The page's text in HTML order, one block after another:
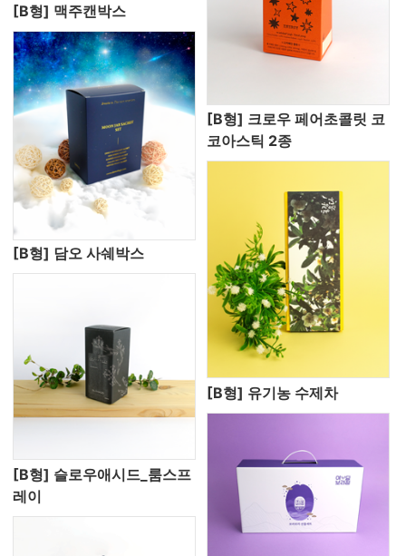
[B형] 맥주캔박스
[B형] 담오 사쉐박스
[B형] 크로우 페어초콜릿 코
코아스틱 2종
[B형] 슬로우애시드_룸스프
레이
[B형] 유기농 수제차